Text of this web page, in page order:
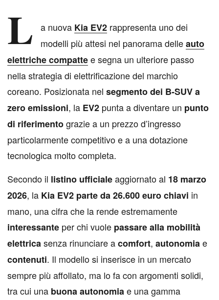
L a nuova Kia EV2 rappresenta uno dei
modelli più attesi nel panorama delleauto
elettriche compattee segna un ulteriore passo
nella strategia di elettrificazione del marchio
coreano. Posizionata nel segmento dei B-SUV a
zero emissioni, la EV2 punta a diventare un punto
di riferimentograzie a un prezzo d’ingresso
particolarmente competitivo e a una dotazione
tecnologica molto completa.
Secondo il listino ufficialeaggiornato al 18 marzo
2026, la Kia EV2 parte da 26.600 euro chiavi in
mano, una cifra che la rende estremamente
interessante per chi vuole passare alla mobilità
elettricasenza rinunciare acomfort, autonomiae
contenuti. Il modello si inserisce in un mercato
sempre più affollato, ma lo fa con argomenti solidi,
tra cui una buona autonomiae una gamma